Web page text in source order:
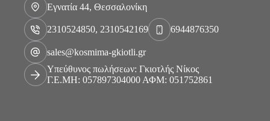
Εγνατία 44, Θεσσαλονίκη
2310524850, 2310542169 6944876350
sales@kosmima-gkiotli.gr
Υπεύθυνος πωλήσεων: Γκιοτλής Νίκος
Γ.Ε.ΜΗ: 057897304000 ΑΦΜ: 051752861